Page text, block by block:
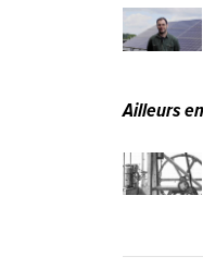
Ailleurs